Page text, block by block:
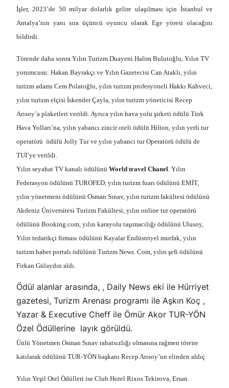
İşler, 2023’de 50 milyar dolarlık gelire ulaşılması için İstanbul ve
Antalya’nın yanı sıra üçüncü oyuncu olarak Ege yöresi olacağını
bildirdi.
Törende daha sonra Yılın Turizm Duayeni Halim Bulutoğlu, Yılın TV
yorumcusu: Hakan Bayrakçı ve Yılın Gazetecisi Can Ataklı, yılın
turizm adamı Cem Polatoğlu, yılın turizm profesyoneli Hakkı Kahveci,
yılın turizm elçisi İskender Çayla, yılın turizm yöneticisi Recep
Arısoy’a plaketleri verildi. Ayrıca yılın hava yolu şirketi ödülü Türk
Hava Yolları’na, yılın yabancı zincir oteli ödülü Hilton, yılın yerli tur
operatörü ödülü Jolly Tur ve yılın yabancı tur Operatörü ödülü de
TUİ’ye verildi.
Yılın seyahat TV kanalı ödülünü World travel Chanel. Yılın
Federasyon ödülünü TUROFED, yılın turizm fuarı ödülünü EMİT,
yılın yönetmeni ödülünü Osman Sınav, yılın turizm fakültesi ödülünü
Akdeniz Üniversitesi Turizm Fakültesi, yılın online tur operatörü
ödülünü Booking.com, yılın karayolu taşımacılığı ödülünü Ulusoy,
Yılın tedarikçi firması ödülünü Kayalar Endüstriyel mutfak, yılın
turizm haber portalı ödülünü Turizm News. Com, yılın şefi ödülünü
Firkan Gülaydın aldı.
Ödül alanlar arasında, , Daily News eki ile Hürriyet
gazetesi, Turizm Arenası programı ile Aşkın Koç ,
Yazar & Executive Cheff ile Ömür Akor TUR-YÖN
Özel Ödüllerine layık görüldü.
Ünlü Yönetmen Osman Sınav rahatsızlığı olmasına rağmen törene
katılarak ödülünü TUR-YÖN başkanı Recep Arısoy’un elinden aldıç
Yılın Yeşil Otel Ödülleri ise Club Hotel Rixos Tekirova, Ersan